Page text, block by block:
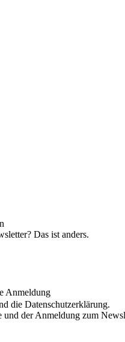
Das ist anders.
Anmeldung
die Datenschutzerklärung.
der Anmeldung zum